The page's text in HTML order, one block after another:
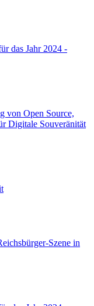
das Jahr 2024 -
von Open Source,
Digitale Souveränität
Szene in